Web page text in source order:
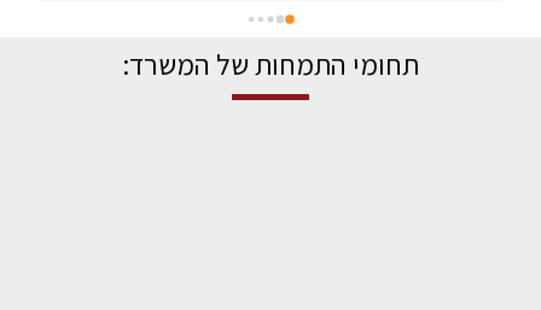
תחומי התמחות של המשרד: